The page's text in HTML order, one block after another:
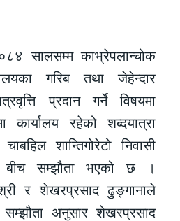
सालसम्म काभ्रेपलान्चोक
गरिब तथा जेहेन्दार
प्रदान गर्ने विषयमा
कार्यालय रहेको शब्दयात्रा
शान्तिगोरेटो निवासी
बीच सम्झौता भएको छ ।
र शेखरप्रसाद ढुङ्गानाले
अनुसार शेखरप्रसाद